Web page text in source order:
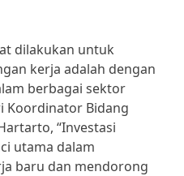
dilakukan untuk
kerja adalah dengan
berbagai sektor
Koordinator Bidang
“Investasi
utama dalam
baru dan mendorong